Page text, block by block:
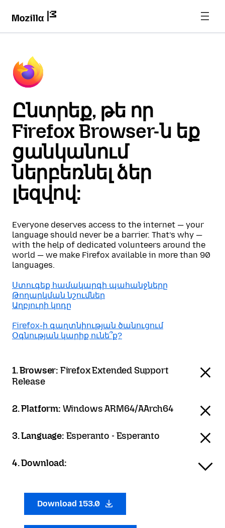
Ընտրեք, թե որ
Firefox Browser-ն եք
ցանկանում
ներբեռնել ձեր
լեզվով:
Everyone deserves access to the internet — your
language should never be a barrier. That’s why —
with the help of dedicated volunteers around the
world — we make Firefox available in more than 90
languages.
Ստուգեք համակարգի պահանջները
Թողարկման նշումներ
Աղբյուրի կոդը
Firefox֊ի գաղտնիության ծանուցում
Օգնության կարիք ունե՞ք?
1. Browser: Firefox Extended Support
Release
2. Platform: Windows ARM64/AArch64
3. Language: Esperanto - Esperanto
4. Download:
Download 153.0